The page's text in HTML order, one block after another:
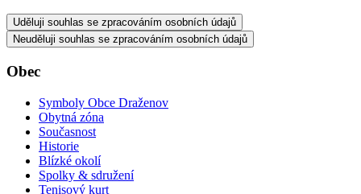
Uděluji souhlas se zpracováním osobních údajů
Neuděluji souhlas se zpracováním osobních údajů
Obec
Symboly Obce Draženov
Obytná zóna
Současnost
Historie
Blízké okolí
Spolky & sdružení
Tenisový kurt